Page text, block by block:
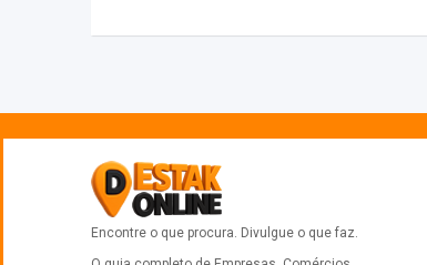
Encontre o que procura. Divulgue o que faz.